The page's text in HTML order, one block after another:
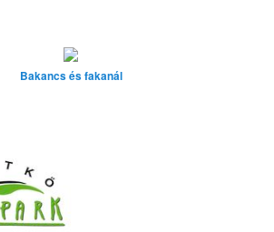
Bakancs és fakanál